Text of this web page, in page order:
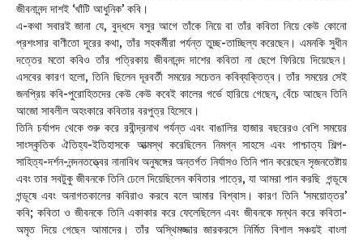
জীবনানন্দ দাশই ‘খাঁটি আধুনিক’ কবি।
এ-কথা সবারই জানা যে, বুদ্ধদে বসুর আগে তাঁকে নিয়ে বা তাঁর কবিতা নিয়ে কেউ কোনো
প্রশংসার বাণীতো দূরের কথা, তাঁর সহকর্মীরা পর্যন্ত তুচ্ছ-তাচ্ছিল্য করেছেন। এমনকি সুধীন
দত্তের মতো কবিও তাঁর পত্রিকায় জীবনানন্দ দাশের কবিতা না ছেপে ফিরিয়ে দিয়েছেন।
এসবের কারণ হলো, তিনি ছিলেন দূরবর্তী সময়ের সচেতন কবিব্যক্তিত্ব। তাঁর সময়ের সেই
জনপ্রিয় কবি-পুরোহিতদের কেউ কেউ কবেই কালের গর্ভে হারিয়ে গেছেন, বেঁচে আছেন তিনি
আজো সাবলীল অহংকারে কবিতার বরপুত্র হিসেবে।
তিনি চর্যাপদ থেকে শুরু করে রবীন্দ্রনাথ পর্যন্ত এবং বাঙালির হাজার বছরেরও বেশি সময়ের
সাংস্কৃতিক ঐতিহ্য-ইতিহাসকে আত্মস্থ করেছিলেন নিমগ্ন সাহসে এবং পাশ্চাত্য শিল্প-
সাহিত্য-দর্শন-নন্দনতত্ত্বের নানাবিধ অনুষঙ্গের অন্তর্গত নির্যাসও তিনি পান করেছেন সৃজনতেষ্টায়
এবং তার সবটুকু জীবনকে তিনি ঢেলে দিয়েছিলেন কবিতার পাত্রে, যা আমরা পান করছি গন্ডূষে
গন্ডূষে এবং অনাগতকালের কবিরাও করবে বলে আমার বিশ্বাস। কারণ তিনি ‘সময়োত্তর’
কবি; কবিতা ও জীবনকে তিনি একাকার করে ফেলেছিলেন এবং জীবনকে মন্থন করে কবিতা-
অমৃত দিয়ে গেছেন আমাদের। তাঁর অস্থিমজ্জার জারকরসে নির্মিত বিশাল সঞ্চয়ই বাংলা